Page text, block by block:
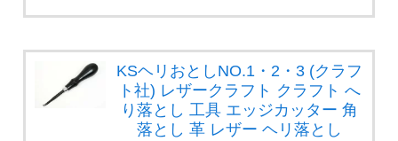
KSヘリおとしNO.1・2・3 (クラフ
ト社) レザークラフト クラフト へ
り落とし 工具 エッジカッター 角
落とし 革 レザー ヘリ落とし